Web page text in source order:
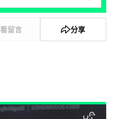
看留言 分享